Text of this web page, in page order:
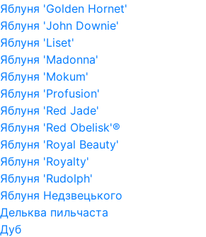
Яблуня 'Golden Hornet'
Яблуня 'John Downie'
Яблуня 'Liset'
Яблуня 'Madonna'
Яблуня 'Mokum'
Яблуня 'Profusion'
Яблуня 'Red Jade'
Яблуня 'Red Obelisk'®
Яблуня 'Royal Beauty'
Яблуня 'Royalty'
Яблуня 'Rudolph'
Яблуня Недзвецького
Дельква пильчаста
Дуб